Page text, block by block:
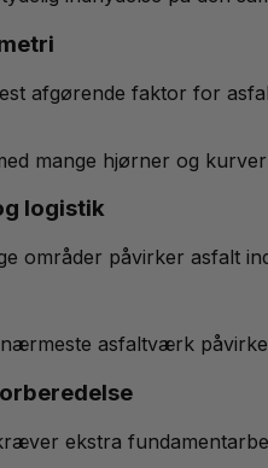
afgørende faktor for
mange hjørner og
logistik
områder påvirker asfalt
asfaltværk
ekstra